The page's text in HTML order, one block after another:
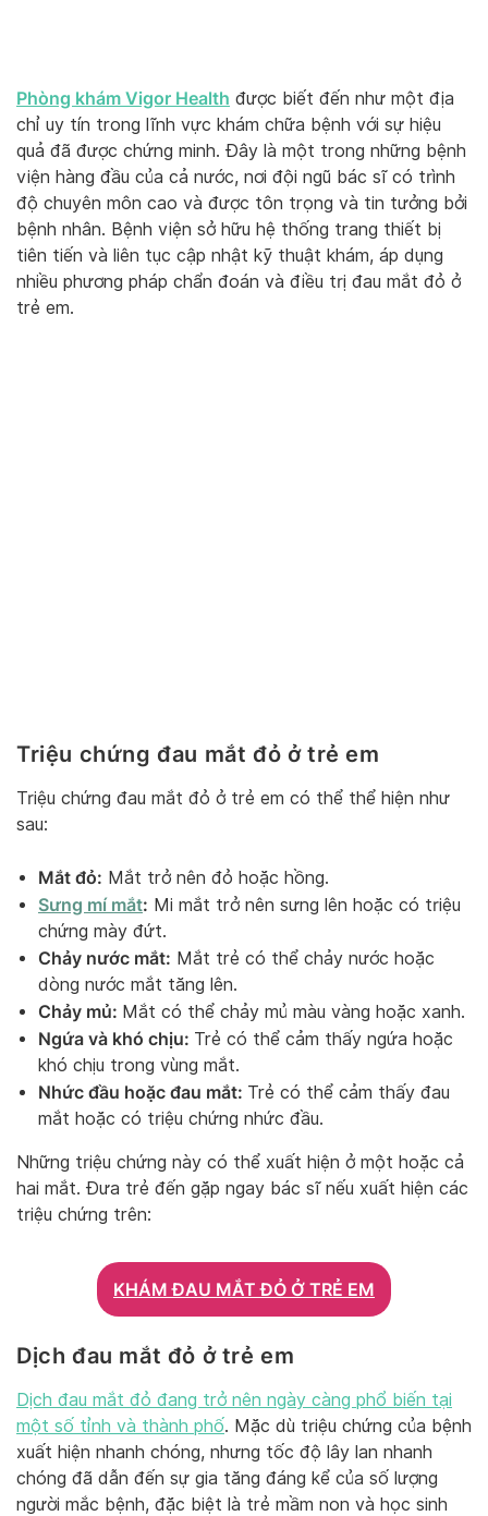
Phòng khám Vigor Health được biết đến như một địa
chỉ uy tín trong lĩnh vực khám chữa bệnh với sự hiệu
quả đã được chứng minh. Đây là một trong những bệnh
viện hàng đầu của cả nước, nơi đội ngũ bác sĩ có trình
độ chuyên môn cao và được tôn trọng và tin tưởng bởi
bệnh nhân. Bệnh viện sở hữu hệ thống trang thiết bị
tiên tiến và liên tục cập nhật kỹ thuật khám, áp dụng
nhiều phương pháp chẩn đoán và điều trị đau mắt đỏ ở
trẻ em.
Triệu chứng đau mắt đỏ ở trẻ em
Triệu chứng đau mắt đỏ ở trẻ em có thể thể hiện như
sau:
Mắt đỏ: Mắt trở nên đỏ hoặc hồng.
Sưng mí mắt: Mi mắt trở nên sưng lên hoặc có triệu
chứng mày đứt.
Chảy nước mắt: Mắt trẻ có thể chảy nước hoặc
dòng nước mắt tăng lên.
Chảy mủ: Mắt có thể chảy mủ màu vàng hoặc xanh.
Ngứa và khó chịu: Trẻ có thể cảm thấy ngứa hoặc
khó chịu trong vùng mắt.
Nhức đầu hoặc đau mắt: Trẻ có thể cảm thấy đau
mắt hoặc có triệu chứng nhức đầu.
Những triệu chứng này có thể xuất hiện ở một hoặc cả
hai mắt. Đưa trẻ đến gặp ngay bác sĩ nếu xuất hiện các
triệu chứng trên:
KHÁM ĐAU MẮT ĐỎ Ở TRẺ EM
Dịch đau mắt đỏ ở trẻ em
Dịch đau mắt đỏ đang trở nên ngày càng phổ biến tại
một số tỉnh và thành phố. Mặc dù triệu chứng của bệnh
xuất hiện nhanh chóng, nhưng tốc độ lây lan nhanh
chóng đã dẫn đến sự gia tăng đáng kể của số lượng
người mắc bệnh, đặc biệt là trẻ mầm non và học sinh